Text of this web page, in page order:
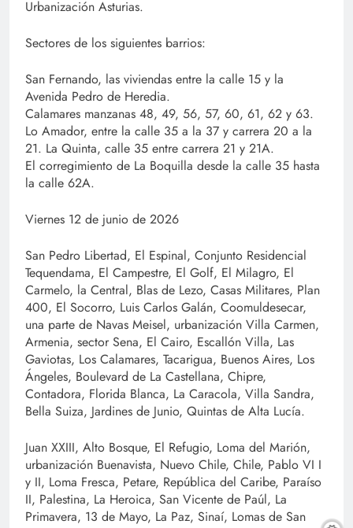
Urbanización Asturias.
Sectores de los siguientes barrios:
San Fernando, las viviendas entre la calle 15 y la
Avenida Pedro de Heredia.
Calamares manzanas 48, 49, 56, 57, 60, 61, 62 y 63.
Lo Amador, entre la calle 35 a la 37 y carrera 20 a la
21. La Quinta, calle 35 entre carrera 21 y 21A.
El corregimiento de La Boquilla desde la calle 35 hasta
la calle 62A.
Viernes 12 de junio de 2026
San Pedro Libertad, El Espinal, Conjunto Residencial
Tequendama, El Campestre, El Golf, El Milagro, El
Carmelo, la Central, Blas de Lezo, Casas Militares, Plan
400, El Socorro, Luis Carlos Galán, Coomuldesecar,
una parte de Navas Meisel, urbanización Villa Carmen,
Armenia, sector Sena, El Cairo, Escallón Villa, Las
Gaviotas, Los Calamares, Tacarigua, Buenos Aires, Los
Ángeles, Boulevard de La Castellana, Chipre,
Contadora, Florida Blanca, La Caracola, Villa Sandra,
Bella Suiza, Jardines de Junio, Quintas de Alta Lucía.
Juan XXIII, Alto Bosque, El Refugio, Loma del Marión,
urbanización Buenavista, Nuevo Chile, Chile, Pablo VI I
y II, Loma Fresca, Petare, República del Caribe, Paraíso
II, Palestina, La Heroica, San Vicente de Paúl, La
Primavera, 13 de Mayo, La Paz, Sinaí, Lomas de San